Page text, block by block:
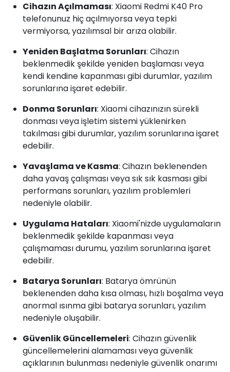
Cihazın Açılmaması: Xiaomi Redmi K40 Pro
telefonunuz hiç açılmıyorsa veya tepki
vermiyorsa, yazılımsal bir arıza olabilir.
Yeniden Başlatma Sorunları: Cihazın
beklenmedik şekilde yeniden başlaması veya
kendi kendine kapanması gibi durumlar, yazılım
sorunlarına işaret edebilir.
Donma Sorunları: Xiaomi cihazınızın sürekli
donması veya işletim sistemi yüklenirken
takılması gibi durumlar, yazılım sorunlarına işaret
edebilir.
Yavaşlama ve Kasma: Cihazın beklenenden
daha yavaş çalışması veya sık sık kasması gibi
performans sorunları, yazılım problemleri
nedeniyle olabilir.
Uygulama Hataları: Xiaomi'nizde uygulamaların
beklenmedik şekilde kapanması veya
çalışmaması durumu, yazılım sorunlarına işaret
edebilir.
Batarya Sorunları: Batarya ömrünün
beklenenden daha kısa olması, hızlı boşalma veya
anormal ısınma gibi batarya sorunları, yazılım
nedeniyle oluşabilir.
Güvenlik Güncellemeleri: Cihazın güvenlik
güncellemelerini alamaması veya güvenlik
açıklarının bulunması nedeniyle güvenlik onarımı